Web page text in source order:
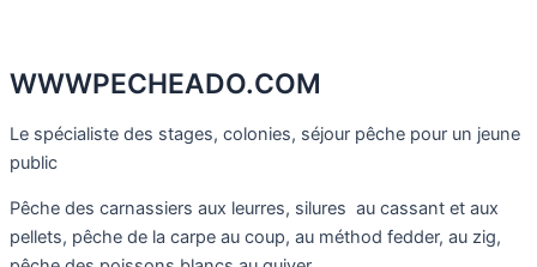
WWWPECHEADO.COM
Le spécialiste des stages, colonies, séjour pêche pour un jeune
public
Pêche des carnassiers aux leurres, silures au cassant et aux
pellets, pêche de la carpe au coup, au méthod fedder, au zig,